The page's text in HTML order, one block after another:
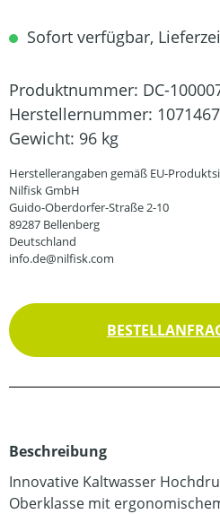
Sofort verfügbar,
Produktnummer: DC-
Herstellernummer:
Gewicht: 96 kg
Herstellerangaben gemäß EU-
Nilfisk GmbH
Guido-Oberdorfer-Straße 2-10
89287 Bellenberg
Deutschland
info.de@nilfisk.com
Beschreibung
Innovative Kaltwasser
Oberklasse mit